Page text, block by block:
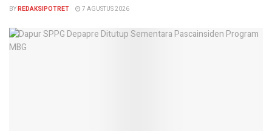
BYREDAKSIPOTRET 7 AGUSTUS 2026